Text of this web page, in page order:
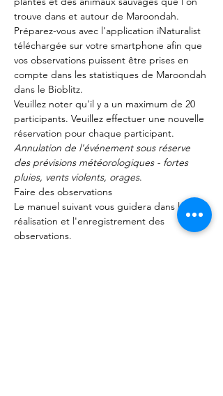
trouve dans et autour de Maroondah.
Préparez-vous avec l'application iNaturalist
téléchargée sur votre smartphone afin que
vos observations puissent être prises en
compte dans les statistiques de Maroondah
dans le Bioblitz.
Veuillez noter qu'il y a un maximum de 20
participants. Veuillez effectuer une nouvelle
réservation pour chaque participant.
Annulation de l'événement sous réserve
des prévisions météorologiques - fortes
pluies, vents violents, orages.
Faire des observations
Le manuel suivant vous guidera dans la
réalisation et l'enregistrement des
observations.